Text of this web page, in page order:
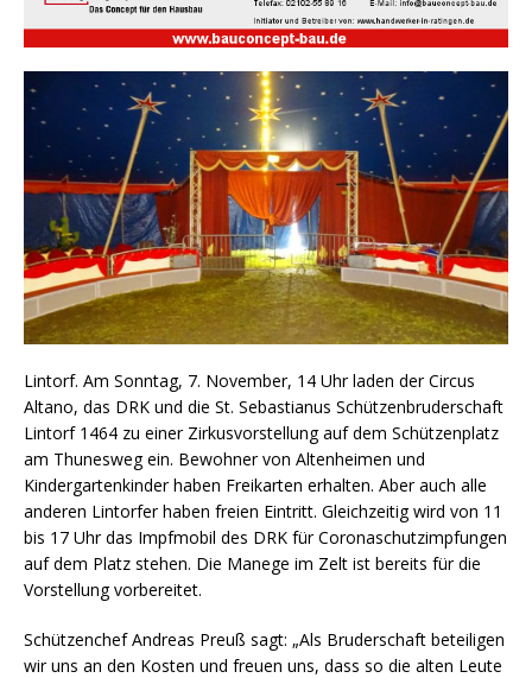
Lintorf. Am Sonntag, 7. November, 14 Uhr laden der Circus
Altano, das DRK und die St. Sebastianus Schützenbruderschaft
Lintorf 1464 zu einer Zirkusvorstellung auf dem Schützenplatz
am Thunesweg ein. Bewohner von Altenheimen und
Kindergartenkinder haben Freikarten erhalten. Aber auch alle
anderen Lintorfer haben freien Eintritt. Gleichzeitig wird von 11
bis 17 Uhr das Impfmobil des DRK für Coronaschutzimpfungen
auf dem Platz stehen. Die Manege im Zelt ist bereits für die
Vorstellung vorbereitet.
Schützenchef Andreas Preuß sagt: „Als Bruderschaft beteiligen
wir uns an den Kosten und freuen uns, dass so die alten Leute